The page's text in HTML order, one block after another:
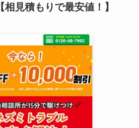
見積もりで最安値！】